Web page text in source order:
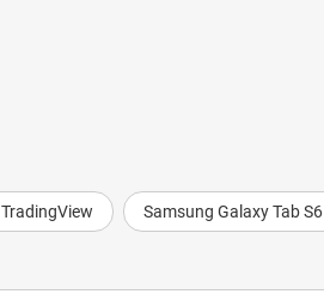
TradingView Samsung Galaxy Tab S6